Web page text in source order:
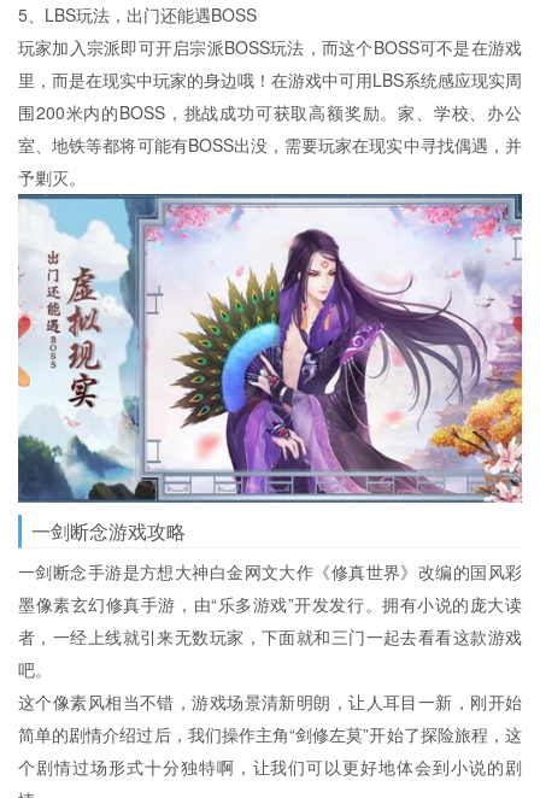
5、LBS玩法，出门还能遇BOSS
玩家加入宗派即可开启宗派BOSS玩法，而这个BOSS可不是在游戏
里，而是在现实中玩家的身边哦！在游戏中可用LBS系统感应现实周
围200米内的BOSS，挑战成功可获取高额奖励。家、学校、办公
室、地铁等都将可能有BOSS出没，需要玩家在现实中寻找偶遇，并
予剿灭。
一剑断念游戏攻略
一剑断念手游是方想大神白金网文大作《修真世界》改编的国风彩
墨像素玄幻修真手游，由“乐多游戏”开发发行。拥有小说的庞大读
者，一经上线就引来无数玩家，下面就和三门一起去看看这款游戏
吧。
这个像素风相当不错，游戏场景清新明朗，让人耳目一新，刚开始
简单的剧情介绍过后，我们操作主角“剑修左莫”开始了探险旅程，这
个剧情过场形式十分独特啊，让我们可以更好地体会到小说的剧